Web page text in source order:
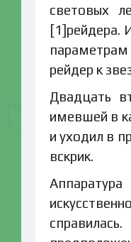
световых
[1]рейдера.
параметрам
рейдер к
Двадцать
имевшей в
и уходил в
вскрик.